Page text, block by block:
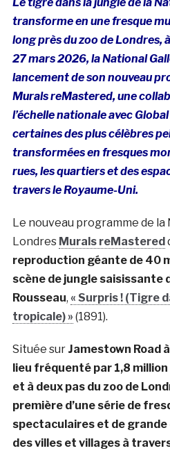
transforme en une fresque
long près du zoo de Londres,
27 mars 2026, laNational
lancement de son nouveau
Murals reMastered, une
l’échelle nationale avec
certaines des plus célèbres
transformées en fresques
rues, les quartiers et des
travers le Royaume-Uni.
Le nouveau programme de la
Londres Murals reMastered
reproduction géante de 40
scène de jungle saisissante
Rousseau, « Surpris ! (Tigre
tropicale) » (1891).
Située sur Jamestown Road
lieu fréquenté par 1,8
et à deux pas du zoo de
première d’une série de
spectaculaires et de
des villes et villages à